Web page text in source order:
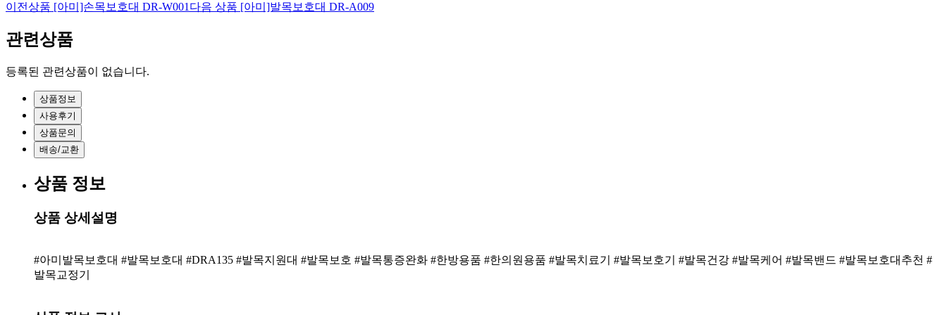
이전상품 [아미]손목보호대 DR-W001 다음 상품 [아미]발목보호대 DR-A009
관련상품
등록된 관련상품이 없습니다.
상품정보
사용후기
상품문의
배송/교환
상품 정보
상품 상세설명
#아미발목보호대 #발목보호대 #DRA135 #발목지원대 #발목보호 #발목통증완화 #한방용품 #한의원용품 #발목치료기 #발목보호기 #발목건강 #발목케어 #발목밴드 #발목보호대추천 #
발목교정기